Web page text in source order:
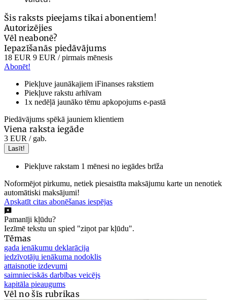
Šis raksts pieejams tikai abonentiem!
Autorizējies
Vēl neabonē?
Iepazīšanās piedāvājums
18 EUR 9 EUR / pirmais mēnesis
Abonēt!
Piekļuve jaunākajiem iFinanses rakstiem
Piekļuve rakstu arhīvam
1x nedēļā jaunāko tēmu apkopojums e-pastā
Piedāvājums spēkā jauniem klientiem
Viena raksta iegāde
3 EUR / gab.
Lasīt!
Piekļuve rakstam 1 mēnesi no iegādes brīža
Noformējot pirkumu, netiek piesaistīta maksājumu karte un nenotiek
automātiski maksājumi!
Apskatīt citas abonēšanas iespējas
Pamanīji kļūdu?
Iezīmē tekstu un spied "ziņot par kļūdu".
Tēmas
gada ienākumu deklarācija
iedzīvotāju ienākuma nodoklis
attaisnotie izdevumi
saimnieciskās darbības veicējs
kapitāla pieaugums
Vēl no šīs rubrikas